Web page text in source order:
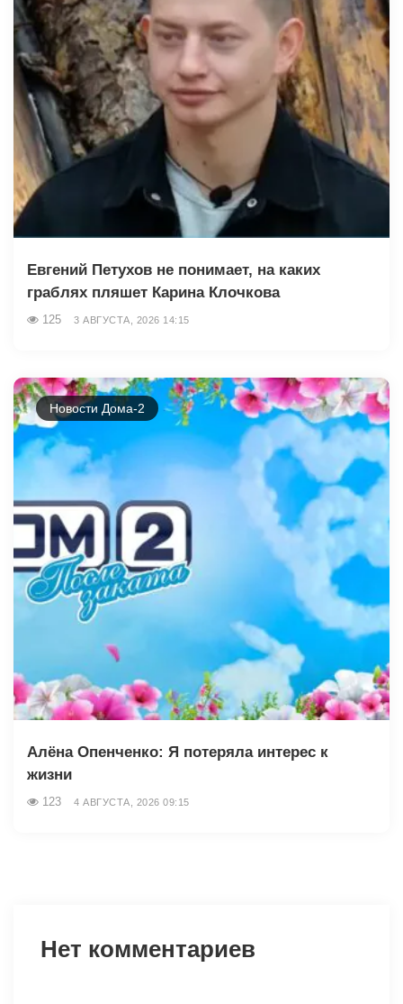
Евгений Петухов не понимает, на каких
граблях пляшет Карина Клочкова
125 3 АВГУСТА, 2026 14:15
Новости Дома-2
Алёна Опенченко: Я потеряла интерес к
жизни
123 4 АВГУСТА, 2026 09:15
Нет комментариев